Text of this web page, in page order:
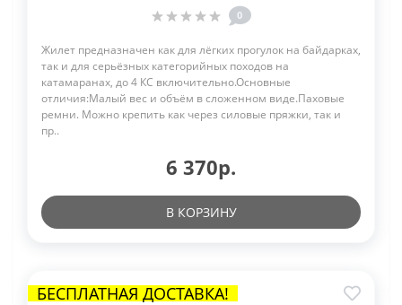
0
Жилет предназначен как для лёгких прогулок на байдарках,
так и для серьёзных категорийных походов на
катамаранах, до 4 КС включительно.Основные
отличия:Малый вес и объём в сложенном виде.Паховые
ремни. Можно крепить как через силовые пряжки, так и
пр..
6 370р.
В КОРЗИНУ
БЕСПЛАТНАЯ ДОСТАВКА!